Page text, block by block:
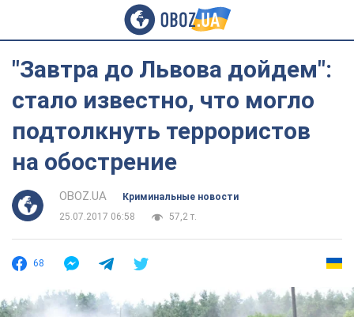
"Завтра до Львова дойдем":
стало известно, что могло
подтолкнуть террористов
на обострение
OBOZ.UA
Криминальные новости
25.07.2017 06:58
57,2 т.
68